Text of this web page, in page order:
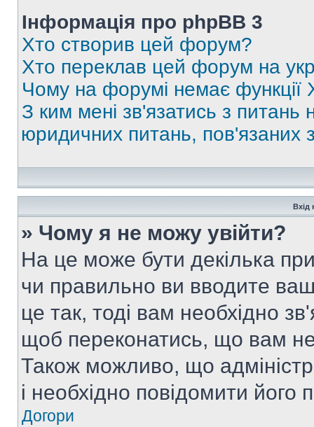
Інформація про phpBB 3
Хто створив цей форум?
Хто переклав цей форум на
Чому на форумі немає функції
З ким мені зв'язатись з питань
юридичних питань,
Вхід
» Чому я не можу увійти?
На це може бути декілька
чи правильно ви вводите
це так, тоді вам необхідно
щоб переконатись, що вам
Також можливо, що
і необхідно повідомити
Догори